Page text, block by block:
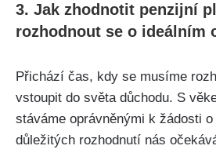
3. Jak zhodnotit penzijní
rozhodnout se o ideálním
Přichází čas, kdy se musíme
vstoupit do světa důchodu. S
stáváme oprávněnými k žádosti
důležitých rozhodnutí nás